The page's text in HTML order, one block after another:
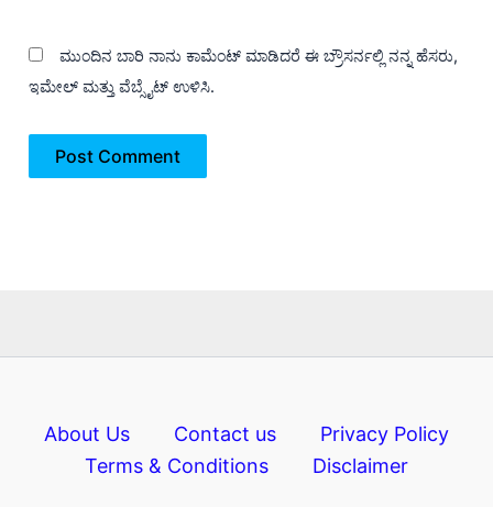
ಮುಂದಿನ ಬಾರಿ ನಾನು ಕಾಮೆಂಟ್ ಮಾಡಿದರೆ ಈ ಬ್ರೌಸರ್ನಲ್ಲಿ ನನ್ನ ಹೆಸರು,
ಇಮೇಲ್ ಮತ್ತು ವೆಬ್ಸೈಟ್ ಉಳಿಸಿ.
About Us Contact us
Privacy Policy
Terms & Conditions
Disclaimer